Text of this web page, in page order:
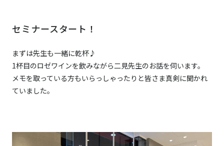
セミナースタート！
まずは先生も一緒に乾杯♪
1杯目のロゼワインを飲みながら二見先生のお話を伺います。
メモを取っている方もいらっしゃったりと皆さま真剣に聞かれ
ていました。